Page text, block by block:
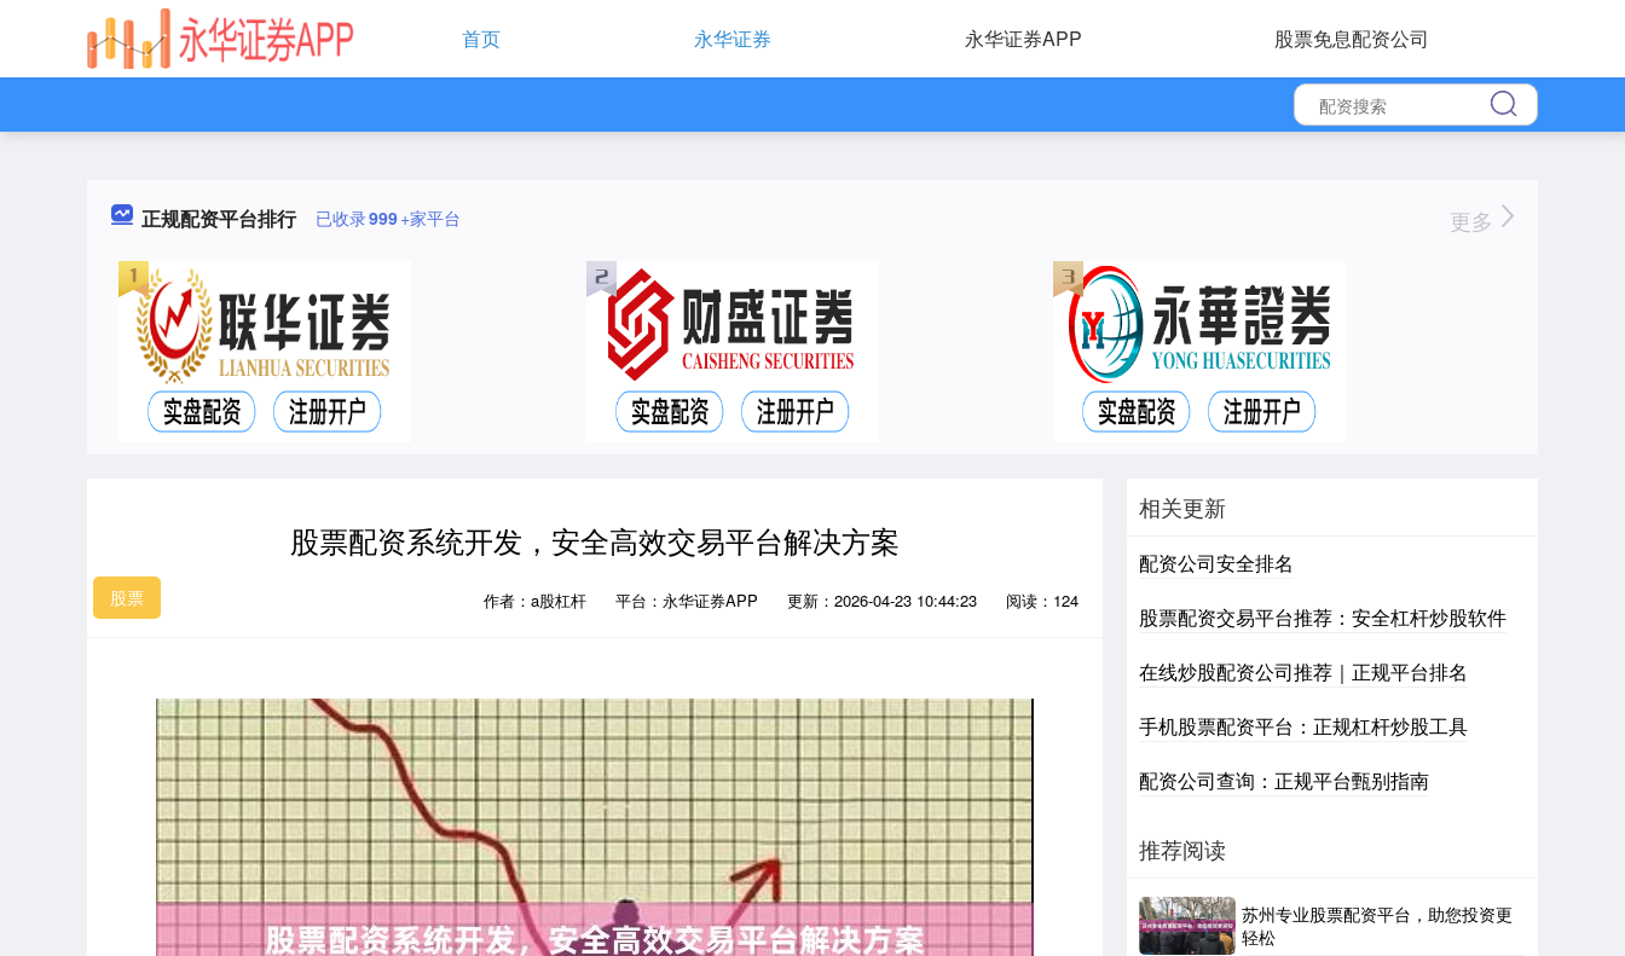
首页 永华证券 永华证券APP 股票免息配资公司
正规配资平台排行 已收录999+家平台 更多
股票配资系统开发，安全高效交易平台解决方案
股票 作者：a股杠杆 平台：永华证券APP 更新：2026-04-23 10:44:23 阅读：124
相关更新
配资公司安全排名
股票配资交易平台推荐：安全杠杆炒股软件
在线炒股配资公司推荐｜正规平台排名
手机股票配资平台：正规杠杆炒股工具
配资公司查询：正规平台甄别指南
推荐阅读
苏州专业股票配资平台，助您投资更
轻松